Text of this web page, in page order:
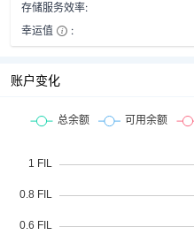
存储服务效率:
幸运值
:
账户变化